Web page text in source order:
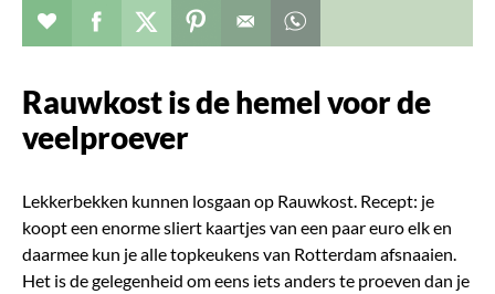
Verhaal toevoegen aan favorieten
Deel dit op facebook
Deel dit op twitter
Deel dit op pinterest
Rauwkost is de hemel voor de
veelproever
Lekkerbekken kunnen losgaan op Rauwkost. Recept: je
koopt een enorme sliert kaartjes van een paar euro elk en
daarmee kun je alle topkeukens van Rotterdam afsnaaien.
Het is de gelegenheid om eens iets anders te proeven dan je